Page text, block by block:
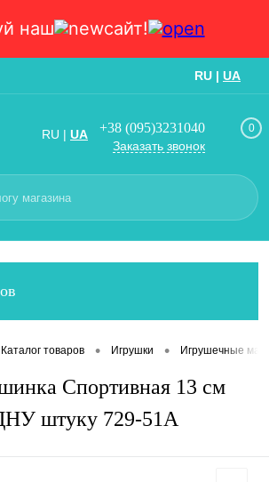
наш сайт!
RU | UA
RU | UA +38 (095)3231040
Заказать звонок
0
Каталог товаров • Игрушки • Игрушечные
Спортивная 13 см
штуку 729-51А